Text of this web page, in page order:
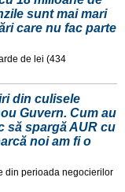
sunt mai mari
care nu fac parte
de lei (434
din culisele
Guvern. Cum au
să spargă AUR cu
noi am fi o
din perioada negocierilor